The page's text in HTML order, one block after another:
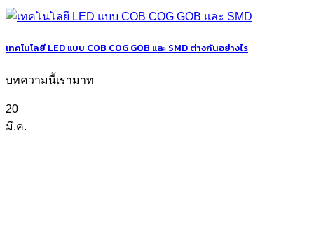
เทคโนโลยี LED แบบ COB COG GOB และ SMD ต่างกันอย่างไร
บทความนี้เรามาท
20
มี.ค.